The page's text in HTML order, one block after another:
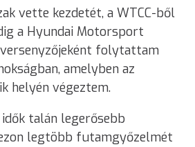
vette kezdetét, a WTCC-ből
a Hyundai Motorsport
folytattam
amelyben az
helyén végeztem.
talán legerősebb
legtöbb futamgyőzelmét